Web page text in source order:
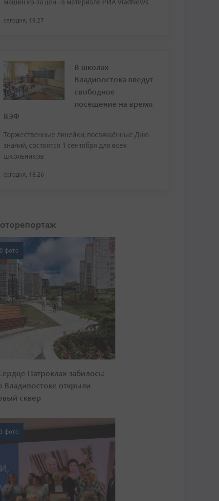
машин из-за цен - в материале РИА VladNews
сегодня, 19:27
В школах
Владивостока введут
свободное
посещение на время
ВЭФ
Торжественные линейки, посвящённые Дню
знаний, состоятся 1 сентября для всех
школьников
сегодня, 18:26
фото
Патрокла» забилось:
Владивостоке открыли
сквер
фото